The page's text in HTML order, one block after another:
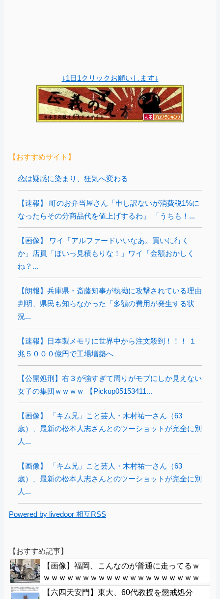
↓1日1クリックお願いします↓
【おすすめサイト】
恋は疑惑に染まり、狂気へ変わる
【速報】 町のお弁当屋さん「申し訳ないが消費税1%に
なったらその分商品代を値上げするわ」 「うちも！...
【画像】 ワイ「アルファードいいなあ。買いに行く
か」店員「ほいっ見積もりな！」ワイ「金額おかしく
ね？...
【朗報】兵庫県・斎藤知事が執拗に攻撃されている理由
判明、県民も知らなかった「多額の費用が発生する状
況...
【速報】日本製メモリに世界中から注文殺到！！！ １
兆５０００億円で工場増築へ
【公開処刑】右３が強すぎて周りがモブにしか見えない
女子の集団ｗｗｗｗ 【Pickup05153411...
【画像】 「キム兄」こと芸人・木村祐一さん（63
歳）、最新の松本人志さんとのツーショットが完全に別
人...
【画像】 「キム兄」こと芸人・木村祐一さん（63
歳）、最新の松本人志さんとのツーショットが完全に別
人...
Powered by livedoor 相互RSS
【おすすめ記事】
【画像】福岡、こんなのが普通に走ってるｗ
ｗｗｗｗｗｗｗｗｗｗｗｗｗｗｗｗｗｗｗｗ
ｗｗｗｗｗｗｗｗｗｗｗｗｗｗｗｗｗｗｗ
【六四天安門】東大、60代教授を懲戒処分